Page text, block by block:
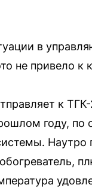
в
не привело к
к
году, по